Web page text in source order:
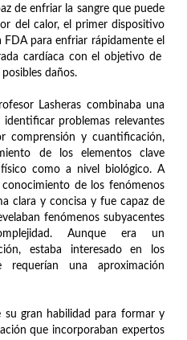
de enfriar la sangre que puede
del calor, el primer dispositivo
para enfriar rápidamente el
cardíaca con el objetivo de
daños.
Lasheras combinaba una
identificar problemas relevantes
comprensión y cuantificación,
de los elementos clave
como a nivel biológico. A
de los fenómenos
clara y concisa y fue capaz de
fenómenos subyacentes
Aunque era un
estaba interesado en los
requerían una aproximación
gran habilidad para formar y
que incorporaban expertos